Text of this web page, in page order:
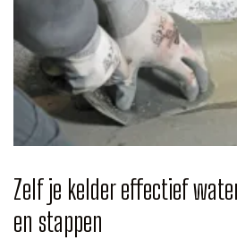
Zelf je kelder effectief
en stappen